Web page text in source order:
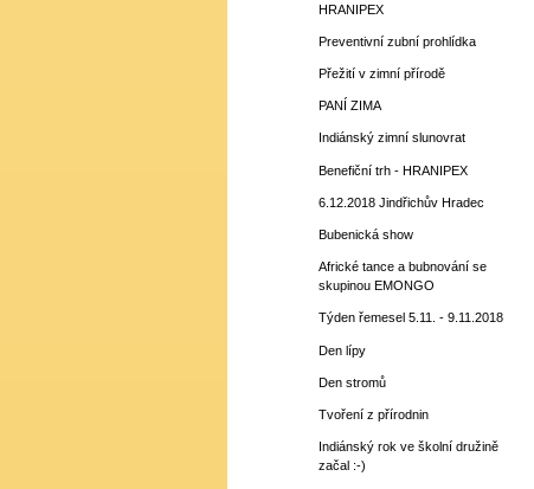
HRANIPEX
Preventivní zubní prohlídka
Přežití v zimní přírodě
PANÍ ZIMA
Indiánský zimní slunovrat
Benefiční trh - HRANIPEX
6.12.2018 Jindřichův Hradec
Bubenická show
Africké tance a bubnování se
skupinou EMONGO
Týden řemesel 5.11. - 9.11.2018
Den lípy
Den stromů
Tvoření z přírodnin
Indiánský rok ve školní družině
začal :-)